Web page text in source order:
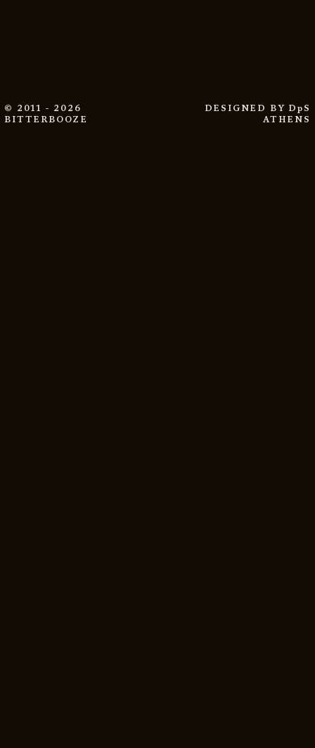
© 2011 - 2026
BITTERBOOZE
DESIGNED BY DpS
ATHENS